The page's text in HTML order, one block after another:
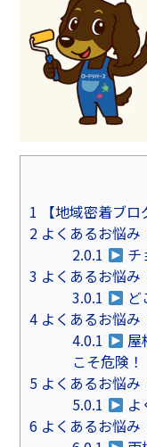
1 【地域密着ブロ
2 よくあるお悩み
2.0.1
チ
3 よくあるお悩み
3.0.1
4 よくあるお悩み
4.0.1
屋
こそ危険！
5 よくあるお悩み
5.0.1
よ
6 よくあるお悩み